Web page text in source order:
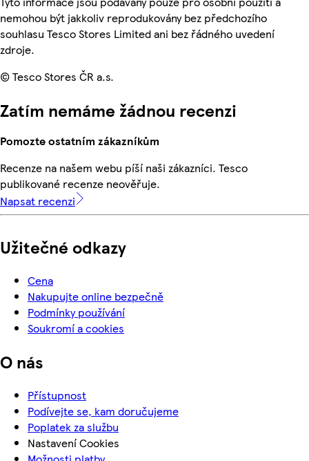
nemohou být jakkoliv reprodukovány bez předchozího
souhlasu Tesco Stores Limited ani bez řádného uvedení
zdroje.
© Tesco Stores ČR a.s.
Zatím nemáme žádnou recenzi
Pomozte ostatním zákazníkům
Recenze na našem webu píší naši zákazníci. Tesco
publikované recenze neověřuje.
Napsat recenzi
Užitečné odkazy
Cena
Nakupujte online bezpečně
Podmínky používání
Soukromí a cookies
O nás
Přístupnost
Podívejte se, kam doručujeme
Poplatek za službu
Nastavení Cookies